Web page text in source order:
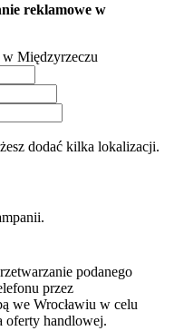
reklamowe w
w Międzyrzeczu
dodać kilka lokalizacji.
podanego
przez
we Wrocławiu w celu
oferty handlowej.